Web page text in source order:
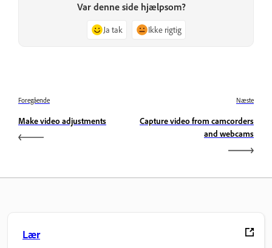
Var denne side hjælpsom?
Ja tak Ikke rigtig
Foregående
Make video adjustments
Næste
Capture video from camcorders
and webcams
Lær